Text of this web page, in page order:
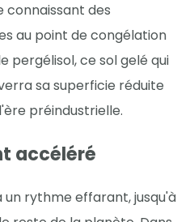
connaissant des
au point de congélation
pergélisol, ce sol gelé qui
sa superficie réduite
préindustrielle.
accéléré
un rythme effarant, jusqu'à